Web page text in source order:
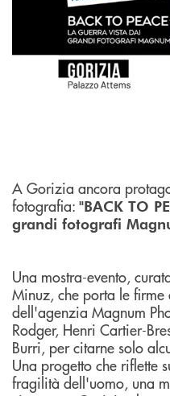
A Gorizia ancora
fotografia: "BACK TO
grandi fotografi
Una mostra-evento,
Minuz, che porta le
dell'agenzia Magnum
Rodger, Henri Cartier-
Burri, per citarne solo
Una progetto che riflette
fragilità dell'uomo, una